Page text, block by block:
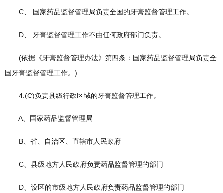
C、 国家药品监督管理局负责全国的牙膏监督管理工作。
D、 牙膏监督管理工作不由任何政府部门负责。
(依据《牙膏监督管理办法》第四条：国家药品监督管理局负责全
国牙膏监督管理工作。)
4.(C)负责县级行政区域的牙膏监督管理工作。
A、国家药品监督管理局
B、省、自治区、直辖市人民政府
C、县级地方人民政府负责药品监督管理的部门
D、设区的市级地方人民政府负责药品监督管理的部门